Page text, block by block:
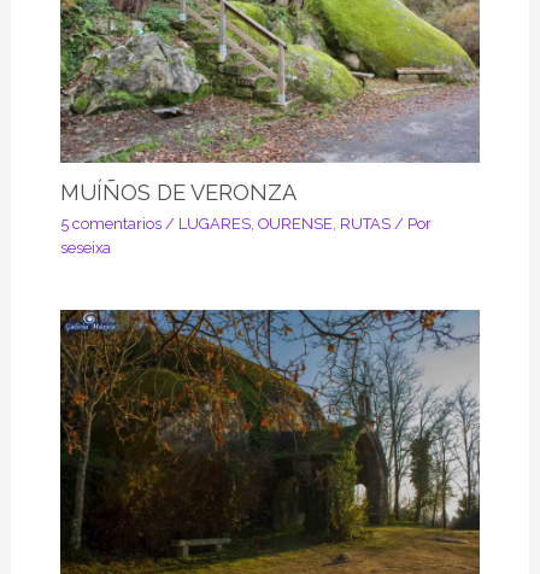
MUÍÑOS DE VERONZA
5 comentarios / LUGARES, OURENSE RUTAS/ Por
seseixa